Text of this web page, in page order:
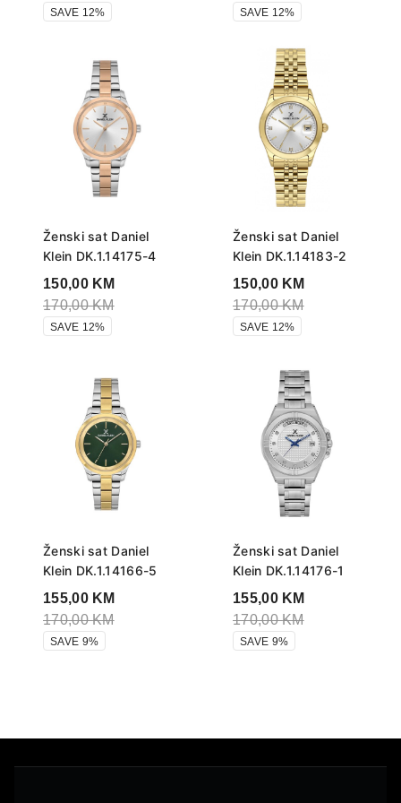
SAVE 12% SAVE 12%
Ženski sat Daniel
Klein DK.1.14175-4
150,00 KM
170,00KM
SAVE 12%
Ženski sat Daniel
Klein DK.1.14183-2
150,00 KM
170,00KM
SAVE 12%
Ženski sat Daniel
Klein DK.1.14166-5
155,00 KM
170,00KM
SAVE 9%
Ženski sat Daniel
Klein DK.1.14176-1
155,00 KM
170,00KM
SAVE 9%